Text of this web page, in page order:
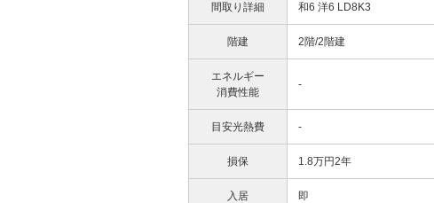
間取り詳細 和6 洋6 LD8K3
階建 2階/2階建
エネルギー
消費性能
-
目安光熱費 -
損保 1.8万円2年
入居 即